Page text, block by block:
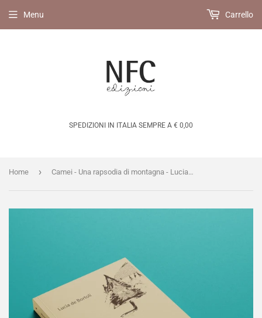
SPEDIZIONI IN ITALIA SEMPRE A € 0,00
Menu Carrello
Home › Camei - Una rapsodia di montagna - Lucia De Bortoli